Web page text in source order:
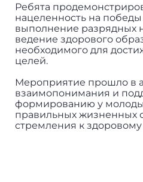
Ребята
нацеленность на
выполнение разрядных
ведение здорового
необходимого для
целей.
Мероприятие прошло в
взаимопонимания и
формированию у
правильных жизненных
стремления к